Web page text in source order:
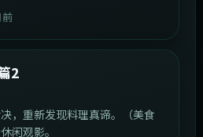
2
，重新发现料理真谛。（美食
闲观影。